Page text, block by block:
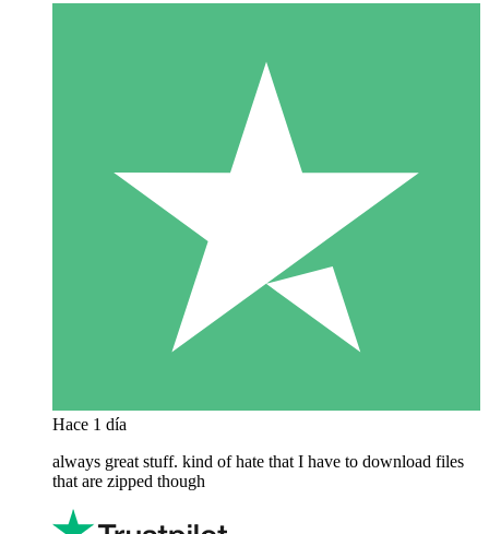
Hace 1 día
always great stuff. kind of hate that I have to download files
that are zipped though